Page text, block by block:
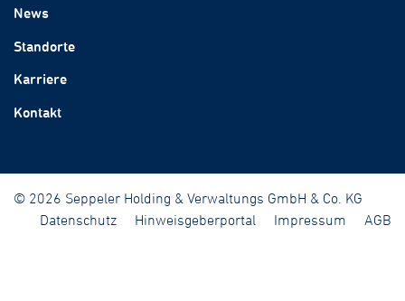
News
Standorte
Karriere
Kontakt
© 2026 Seppeler Holding & Verwaltungs GmbH & Co. KG
Datenschutz
Hinweisgeberportal Impressum AGB